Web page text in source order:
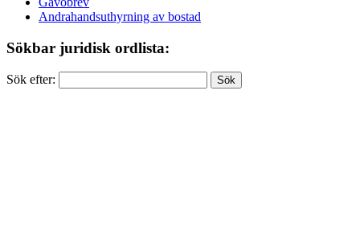
Andrahandsuthyrning av bostad
Sökbar juridisk ordlista:
Sök efter: